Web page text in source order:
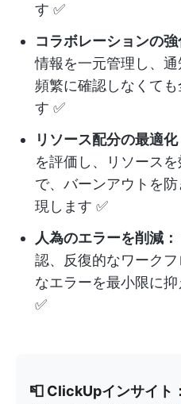
す ✅
コラボレーションの強
情報を一元管理し、通
頻繁に確認しなくて
す ✅
リソース配分の最適化
を評価し、リソース
で、バーンアウトを
現します ✅
人為のエラーを削減：
認、反復的なワーク
なエラーを最小限に
✅
📮 ClickUpインサイト：